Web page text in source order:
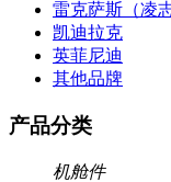
雷克萨斯（凌志
凯迪拉克
英菲尼迪
其他品牌
产品分类
机舱件